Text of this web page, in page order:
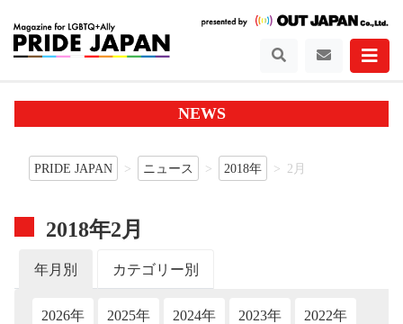
NEWS
PRIDE JAPAN ニュース 2018年 2月
2018年2月
年月別 カテゴリー別
2026年 2025年 2024年 2023年 2022年